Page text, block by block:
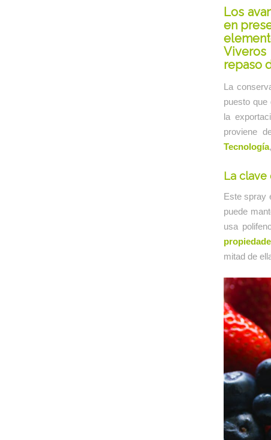
Los
en
Viveros
repaso
La
puesto
la
proviene
Tecnología
La clave
Este spray
puede
usa
mitad de